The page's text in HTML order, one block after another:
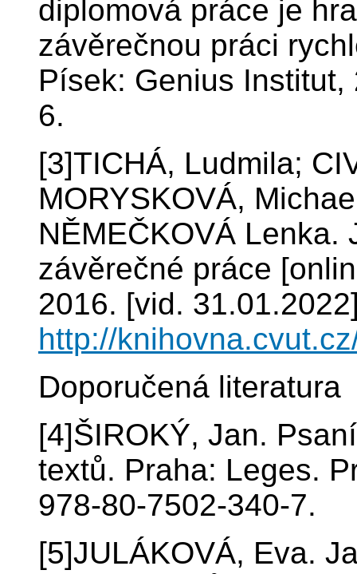
diplomová práce je
závěrečnou práci
Písek: Genius
6.
[3]TICHÁ, Ludmila;
MORYSKOVÁ,
NĚMEČKOVÁ
závěrečné práce
2016. [vid.
http://
Doporučená literatura
[4]ŠIROKÝ, Jan.
textů. Praha: Leges.
978-80-7502-340-7.
[5]JULÁKOVÁ, Eva.